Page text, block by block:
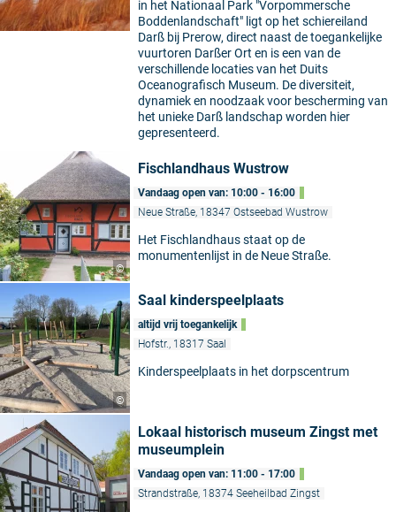
in het Nationaal Park "Vorpommersche
Boddenlandschaft" ligt op het schiereiland
Darß bij Prerow, direct naast de toegankelijke
vuurtoren Darßer Ort en is een van de
verschillende locaties van het Duits
Oceanografisch Museum. De diversiteit,
dynamiek en noodzaak voor bescherming van
het unieke Darß landschap worden hier
gepresenteerd.
©
Fischlandhaus Wustrow
Vandaag open van: 10:00 - 16:00
Neue Straße, 18347 Ostseebad Wustrow
Het Fischlandhaus staat op de
monumentenlijst in de Neue Straße.
©
Saal kinderspeelplaats
altijd vrij toegankelijk
Hofstr., 18317 Saal
Kinderspeelplaats in het dorpscentrum
Lokaal historisch museum Zingst met
museumplein
Vandaag open van: 11:00 - 17:00
Strandstraße, 18374 Seeheilbad Zingst